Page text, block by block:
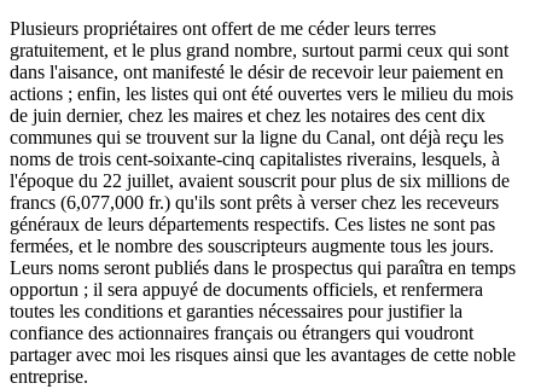
Plusieurs propriétaires ont offert de me céder leurs terres
gratuitement, et le plus grand nombre, surtout parmi ceux qui sont
dans l'aisance, ont manifesté le désir de recevoir leur paiement en
actions ; enfin, les listes qui ont été ouvertes vers le milieu du mois
de juin dernier, chez les maires et chez les notaires des cent dix
communes qui se trouvent sur la ligne du Canal, ont déjà reçu les
noms de trois cent-soixante-cinq capitalistes riverains, lesquels, à
l'époque du 22 juillet, avaient souscrit pour plus de six millions de
francs (6,077,000 fr.) qu'ils sont prêts à verser chez les receveurs
généraux de leurs départements respectifs. Ces listes ne sont pas
fermées, et le nombre des souscripteurs augmente tous les jours.
Leurs noms seront publiés dans le prospectus qui paraîtra en temps
opportun ; il sera appuyé de documents officiels, et renfermera
toutes les conditions et garanties nécessaires pour justifier la
confiance des actionnaires français ou étrangers qui voudront
partager avec moi les risques ainsi que les avantages de cette noble
entreprise.